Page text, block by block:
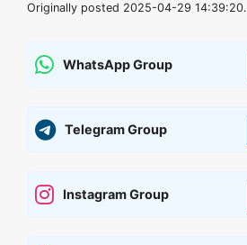
Originally posted 2025-04-29 14:39:20.
WhatsApp Group
Telegram Group
Instagram Group